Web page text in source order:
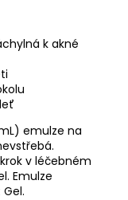
k akné
emulze na
v léčebném
Emulze